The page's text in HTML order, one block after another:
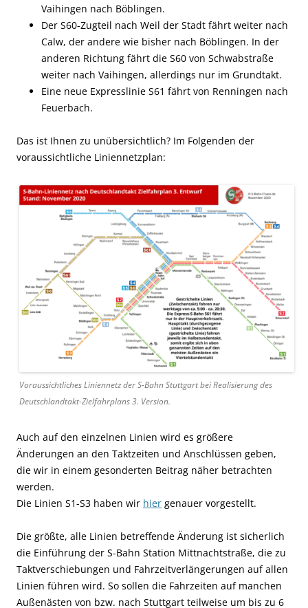
Vaihingen nach Böblingen.
Der S60-Zugteil nach Weil der Stadt fährt weiter nach
Calw, der andere wie bisher nach Böblingen. In der
anderen Richtung fährt die S60 von Schwabstraße
weiter nach Vaihingen, allerdings nur im Grundtakt.
Eine neue Expresslinie S61 fährt von Renningen nach
Feuerbach.
Das ist Ihnen zu unübersichtlich? Im Folgenden der
voraussichtliche Liniennetzplan:
Voraussichtliches Liniennetz der S-Bahn Stuttgart bei Realisierung des
Deutschlandtakt-Zielfahrplans 3. Version.
Auch auf den einzelnen Linien wird es größere
Änderungen an den Taktzeiten und Anschlüssen geben,
die wir in einem gesonderten Beitrag näher betrachten
werden.
Die Linien S1-S3 haben wir hier genauer vorgestellt.
Die größte, alle Linien betreffende Änderung ist sicherlich
die Einführung der S-Bahn Station Mittnachtstraße, die zu
Taktverschiebungen und Fahrzeitverlängerungen auf allen
Linien führen wird. So sollen die Fahrzeiten auf manchen
Außenästen von bzw. nach Stuttgart teilweise um bis zu 6